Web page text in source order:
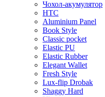
Чохол-акумулятор
HTC
Aluminium Panel
Book Style
Classic pocket
Elastic PU
Elastic Rubber
Elegant Wallet
Fresh Style
Lux-flip Drobak
Shaggy Hard